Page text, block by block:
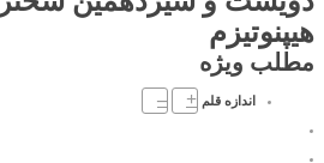
هیپنوتیزم
مطلب ویژه
اندازه قلم +
–